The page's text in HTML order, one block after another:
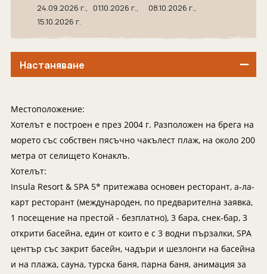
Екскурзии в Естония
Екскурзии в Катар
Екскурзии в Непал
Екскурзии в Полша
Екскурзии в Сърбия
Екскурзии в Нидерландия
Екскурзии в Чехия
Екскурзии в Йордания
Екскурзии в Португалия
Екскурзии в Румъния
Екскурзии в Северна Македония
Индонезия
Иран
Камбоджа
Катар
Китай
Куба
Лаос
Мавриций
Мадагаскар
Малдиви
Малайзия
Мароко
Мексико
Настаняване
Местоположение:
Хотелът е построен е през 2004 г. Разположен на брега на
морето със собствен пясъчно чакълест плаж, на около 200
метра от селището Конаклъ.
Хотелът:
Insula Resort & SPA 5* притежава основен ресторант, а-ла-
карт ресторант (международен, по предварителна заявка,
1 посещение на престой - безплатно), 3 бара, снек-бар, 3
открити басейна, един от които е с 3 водни пързалки, SPA
център със закрит басейн, чадъри и шезлонги на басейна
и на плажа, сауна, турска баня, парна баня, анимация за
24.09.2026 г.,
01.10.2026 г.,
08.10.2026 г.,
15.10.2026 г.